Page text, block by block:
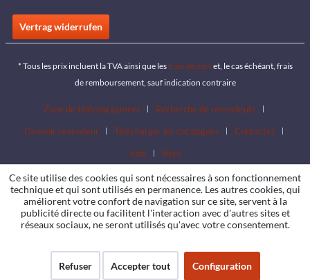
Vertrag widerrufen
* Tous les prix incluent la TVA ainsi que lesfrais de portet, le cas échéant, frais
de remboursement, sauf indication contraire
Zone de téléchargement
Recherche de revendeurs
Devenir revendeur
Télécharger les catalogues
Contactez
Jobs
Sites
Ce site utilise des cookies qui sont nécessaires à son fonctionnement
technique et qui sont utilisés en permanence. Les autres cookies, qui
améliorent votre confort de navigation sur ce site, servent à la
publicité directe ou facilitent l'interaction avec d'autres sites et
réseaux sociaux, ne seront utilisés qu'avec votre consentement.
Refuser Accepter tout Configuration